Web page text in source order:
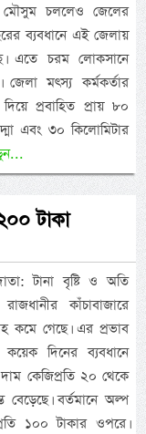
মৌসুম চললেও জেলের
ব্যবধানে এই জেলায়
এতে চরম লোকসানে
মৎস্য কর্মকর্তার
প্রবাহিত প্রায় ৮০
এবং ৩০ কিলোমিটার
টাকা
টানা বৃষ্টি ও অতি
রাজধানীর কাঁচাবাজারে
কমে গেছে। এর প্রভাব
কয়েক দিনের ব্যবধানে
দাম কেজিপ্রতি ২০ থেকে
বেড়েছে। বর্তমানে অল্প
১০০ টাকার ওপরে।